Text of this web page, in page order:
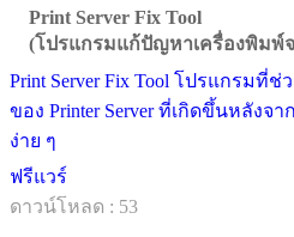
Print Server Fix Tool
(โปรแกรมแก้ปัญหาเครื่องพิมพ์จ
Print Server Fix Tool โปรแกรมที่
ของ Printer Server ที่เกิดขึ้นหลังจา
ง่าย ๆ
ฟรีแวร์
ดาวน์โหลด : 53